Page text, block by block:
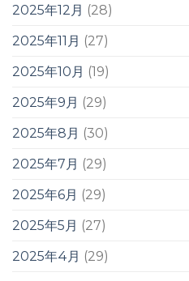
2025年12月 (28)
2025年11月 (27)
2025年10月 (19)
2025年9月 (29)
2025年8月 (30)
2025年7月 (29)
2025年6月 (29)
2025年5月 (27)
2025年4月 (29)